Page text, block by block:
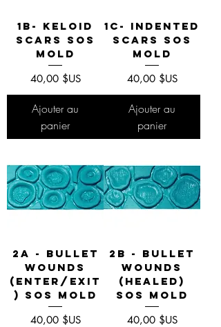
1B- Keloid
Scars SOS
Mold
Prix
40,00 $US
Ajouter au
panier
1C- Indented
Scars SOS
Mold
Prix
40,00 $US
Ajouter au
panier
2A - Bullet
Wounds
(Enter/Exit
) SOS Mold
Prix
40,00 $US
2B - Bullet
Wounds
(Healed)
SOS Mold
Prix
40,00 $US